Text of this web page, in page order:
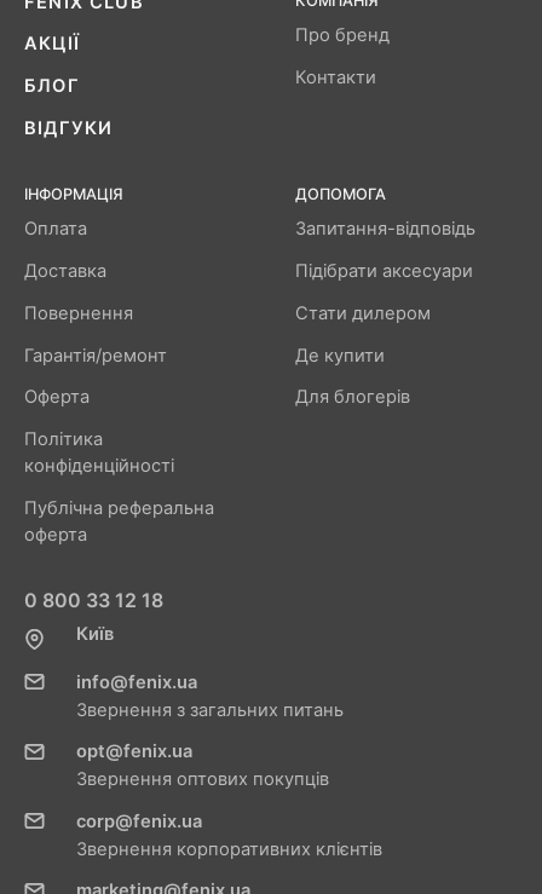
АКЦІЇ
БЛОГ
ВІДГУКИ
Про бренд
Контакти
ІНФОРМАЦІЯ
Оплата
Доставка
Повернення
Гарантія/ремонт
Оферта
Політика
конфіденційності
Публічна реферальна
оферта
ДОПОМОГА
Запитання-відповідь
Підібрати аксесуари
Стати дилером
Де купити
Для блогерів
0 800 33 12 18
Київ
info@fenix.ua
Звернення з загальних питань
opt@fenix.ua
Звернення оптових покупців
corp@fenix.ua
Звернення корпоративних клієнтів